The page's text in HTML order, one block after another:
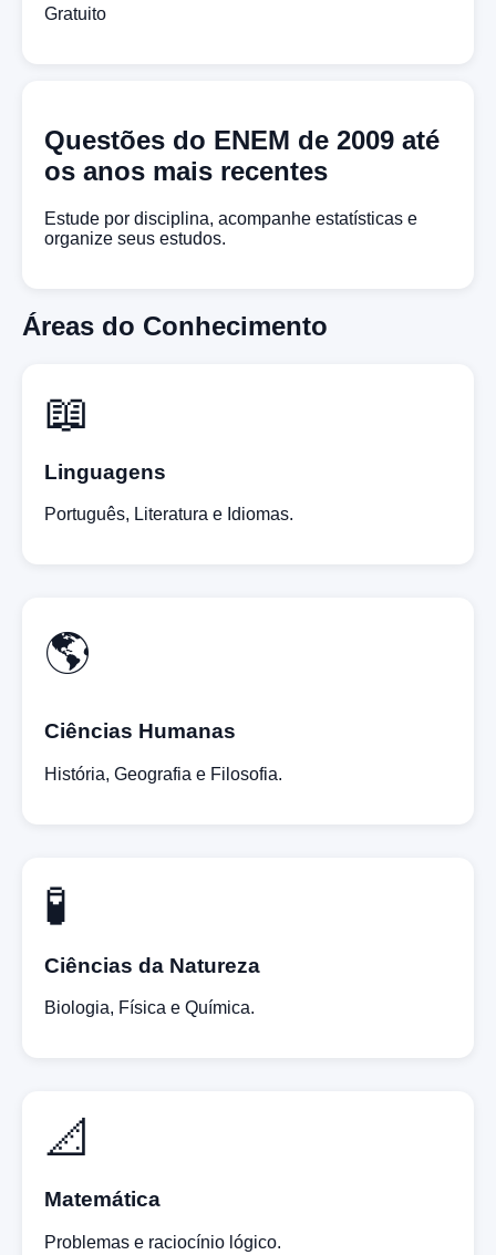
Gratuito
Questões do ENEM de 2009 até
os anos mais recentes
Estude por disciplina, acompanhe estatísticas e
organize seus estudos.
Áreas do Conhecimento
📖
Linguagens
Português, Literatura e Idiomas.
🌎
Ciências Humanas
História, Geografia e Filosofia.
🧪
Ciências da Natureza
Biologia, Física e Química.
📐
Matemática
Problemas e raciocínio lógico.